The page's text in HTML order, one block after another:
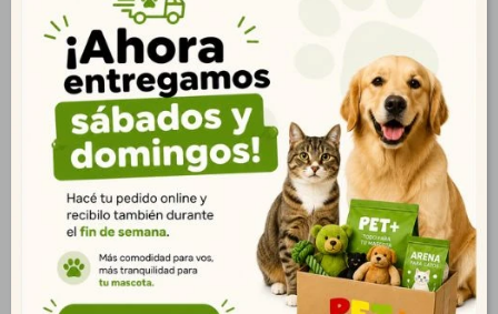
Shampoo en Polvo
Repelente de Insecto
Perros y Gatos
$ 807
$ 583
Shampoo Pelo Oscuro
500 ml
$ 219
$ 158